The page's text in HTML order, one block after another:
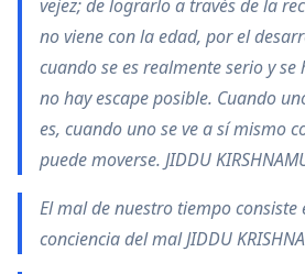
vejez; de lograrlo a través de la
no viene con la edad, por el
cuando se es realmente serio y
no hay escape posible. Cuando
es, cuando uno se ve a sí mismo
puede moverse. JIDDU
El mal de nuestro tiempo
conciencia del mal JIDDU